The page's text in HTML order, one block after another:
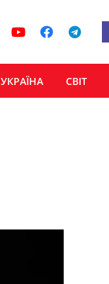
УКРАЇНА СВІТ